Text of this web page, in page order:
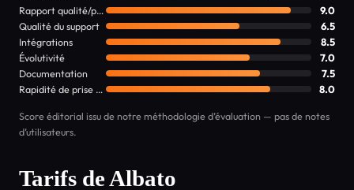
Rapport qualité/prix
9.0
Qualité du support
6.5
Intégrations
8.5
Évolutivité
7.0
Documentation
7.5
Rapidité de prise en main
8.0
Score éditorial issu de notre méthodologie d’évaluation — pas de notes
d’utilisateurs.
Tarifs de Albato